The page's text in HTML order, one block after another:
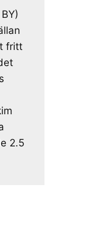
fritt
2.5